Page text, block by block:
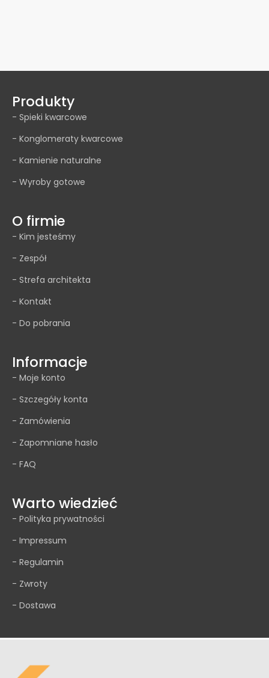
Produkty
- Spieki kwarcowe
- Konglomeraty kwarcowe
- Kamienie naturalne
- Wyroby gotowe
O firmie
- Kim jesteśmy
- Zespół
- Strefa architekta
- Kontakt
- Do pobrania
Informacje
- Moje konto
- Szczegóły konta
- Zamówienia
- Zapomniane hasło
- FAQ
Warto wiedzieć
- Polityka prywatności
- Impressum
- Regulamin
- Zwroty
- Dostawa